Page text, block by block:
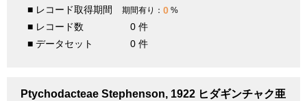
■ レコード取得期間 期間有り： 0 %
■ レコード数
0 件
■ データセット
0 件
Ptychodacteae Stephenson, 1922 ヒダギンチャク亜